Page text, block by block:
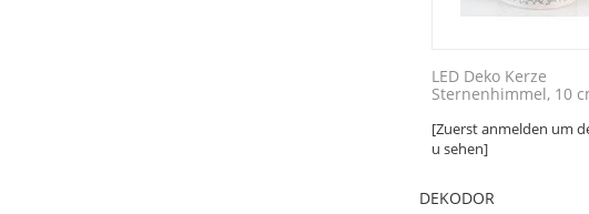
LED Deko Kerze
Sternenhimmel, 10
[Zuerst anmelden um
u sehen]
DEKODOR